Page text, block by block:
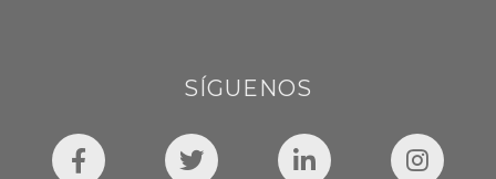
SÍGUENOS